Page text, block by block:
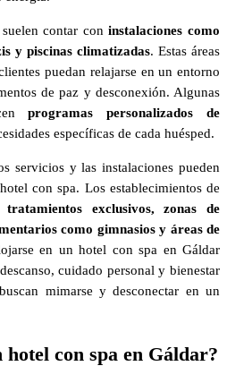
suelen contar coninstalaciones como
y piscinas climatizadas. Estas áreas
puedan relajarse en un entorno
de paz y desconexión. Algunas
programas personalizados de
específicas de cada huésped.
servicios y las instalaciones pueden
con spa. Los establecimientos de
tratamientos exclusivos, zonas de
como gimnasios y áreas de
en un hotel con spa en Gáldar
cuidado personal y bienestar
mimarse y desconectar en un
con spa en Gáldar?